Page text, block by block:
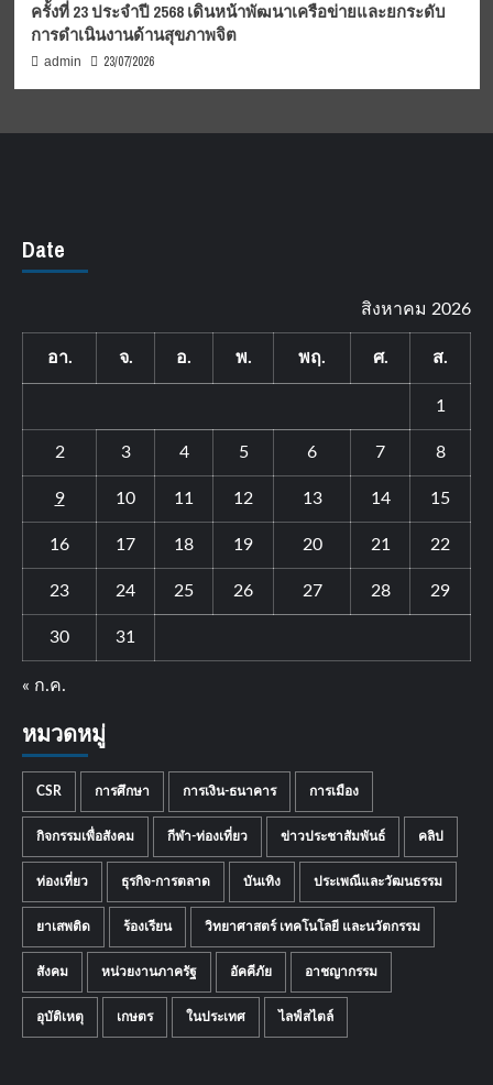
ครั้งที่ 23 ประจำปี 2568 เดินหน้าพัฒนาเครือข่ายและยกระดับ
การดำเนินงานด้านสุขภาพจิต
admin 23/07/2026
Date
สิงหาคม 2026
อา. จ. อ. พ. พฤ. ศ. ส.
1
2 3 4 5 6 7 8
9 10 11 12 13 14 15
16 17 18 19 20 21 22
23 24 25 26 27 28 29
30 31
« ก.ค.
หมวดหมู่
CSR การศึกษา การเงิน-ธนาคาร การเมือง
กิจกรรมเพื่อสังคม กีฬา-ท่องเที่ยว ข่าวประชาสัมพันธ์ คลิป
ท่องเที่ยว ธุรกิจ-การตลาด บันเทิง ประเพณีและวัฒนธรรม
ยาเสพติด ร้องเรียน วิทยาศาสตร์ เทคโนโลยี และนวัตกรรม
สังคม หน่วยงานภาครัฐ อัคคีภัย อาชญากรรม
อุบัติเหตุ เกษตร ในประเทศ ไลฟ์สไตล์